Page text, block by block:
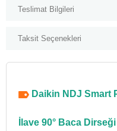
Teslimat Bilgileri
Taksit Seçenekleri
Daikin NDJ Smart
İlave 90° Baca Dirseği